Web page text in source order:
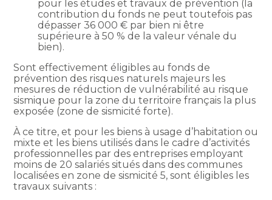
pour les études et travaux de prévention (la
contribution du fonds ne peut toutefois pas
dépasser 36 000 € par bien ni être
supérieure à 50 % de la valeur vénale du
bien).
Sont effectivement éligibles au fonds de
prévention des risques naturels majeurs les
mesures de réduction de vulnérabilité au risque
sismique pour la zone du territoire français la plus
exposée (zone de sismicité forte).
À ce titre, et pour les biens à usage d’habitation ou
mixte et les biens utilisés dans le cadre d’activités
professionnelles par des entreprises employant
moins de 20 salariés situés dans des communes
localisées en zone de sismicité 5, sont éligibles les
travaux suivants :